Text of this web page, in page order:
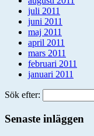
juli 2011
juni 2011
maj 2011
april 2011
mars 2011
februari 2011
januari 2011
Sök efter:
Senaste inläggen